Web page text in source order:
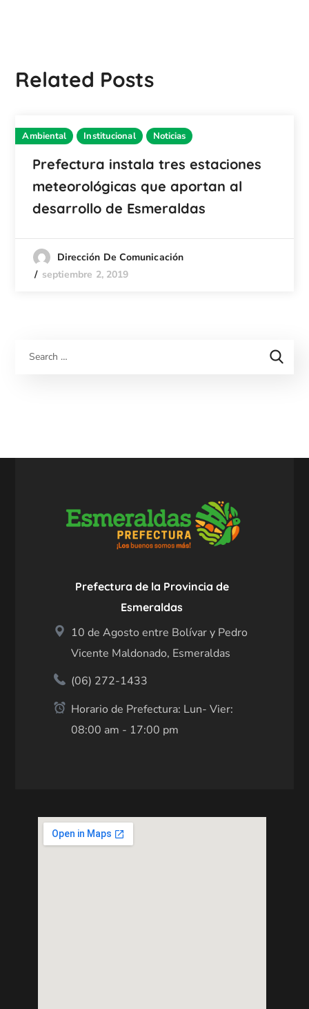
Related Posts
Ambiental Institucional Noticias
Prefectura instala tres estaciones
meteorológicas que aportan al
desarrollo de Esmeraldas
Dirección De Comunicación
septiembre 2, 2019
Prefectura de la Provincia de
Esmeraldas
10 de Agosto entre Bolívar y Pedro
Vicente Maldonado, Esmeraldas
(06) 272-1433
Horario de Prefectura: Lun- Vier:
08:00 am - 17:00 pm